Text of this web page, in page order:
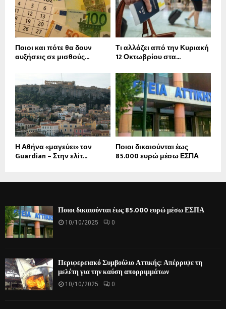
Ποιοι και πότε θα δουν
αυξήσεις σε μισθούς...
Τι αλλάζει από την Κυριακή
12 Οκτωβρίου στα...
Η Αθήνα «μαγεύει» τον
Guardian – Στην ελίτ...
Ποιοι δικαιούνται έως
85.000 ευρώ μέσω ΕΣΠΑ
Ποιοι δικαιούνται έως 85.000 ευρώ μέσω ΕΣΠΑ
10/10/2025 0
Περιφερειακό Συμβούλιο Αττικής: Απέρριψε τη
μελέτη για την καύση απορριμμάτων
10/10/2025 0